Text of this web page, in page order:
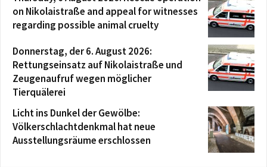
on Nikolaistraße and appeal for witnesses
regarding possible animal cruelty
Donnerstag, der 6. August 2026:
Rettungseinsatz auf Nikolaistraße und
Zeugenaufruf wegen möglicher
Tierquälerei
Licht ins Dunkel der Gewölbe:
Völkerschlachtdenkmal hat neue
Ausstellungsräume erschlossen